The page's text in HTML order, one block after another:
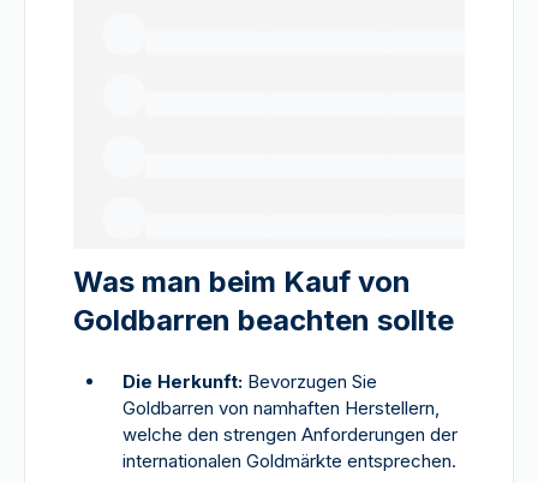
Was man beim Kauf von
Goldbarren beachten sollte
Die Herkunft: Bevorzugen Sie
Goldbarren von namhaften Herstellern,
welche den strengen Anforderungen der
internationalen Goldmärkte entsprechen.